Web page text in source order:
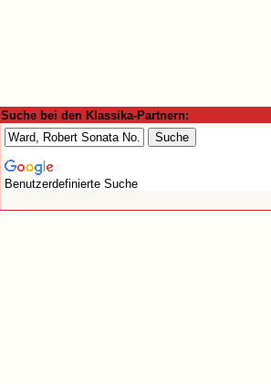
Suche bei den Klassika-Partnern:
Benutzerdefinierte Suche